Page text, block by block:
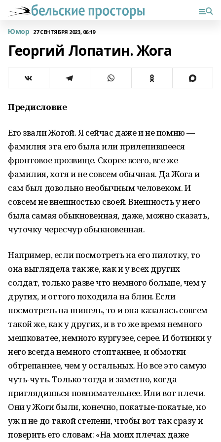
Юмор 27 СЕНТЯБРЯ 2023, 06:19
Георгий Лопатин. Жога
Предисловие
Его звали Жогой. Я сейчас даже и не помню —
фамилия эта его была или прилепившееся
фронтовое прозвище. Скорее всего, все же
фамилия, хотя и не совсем обычная. Да Жога и
сам был довольно необычным человеком. И
совсем не внешностью своей. Внешность у него
была самая обыкновенная, даже, можно сказать,
чуточку чересчур обыкновенная.
Например, если посмотреть на его пилотку, то
она выглядела так же, как и у всех других
солдат, только разве что немного больше, чем у
других, и оттого походила на блин. Если
посмотреть на шинель, то и она казалась совсем
такой же, как у других, и в то же время немного
мешковатее, немного кургузее, серее. И ботинки у
него всегда немного стоптаннее, и обмотки
обтрепаннее, чем у остальных. Но все это самую
чуть-чуть. Только тогда и заметно, когда
приглядишься повнимательнее. Или вот плечи.
Они у Жоги были, конечно, покатые-покатые, но
уж и не до такой степени, чтобы вот так сразу и
поверить его словам: «На моих плечах даже